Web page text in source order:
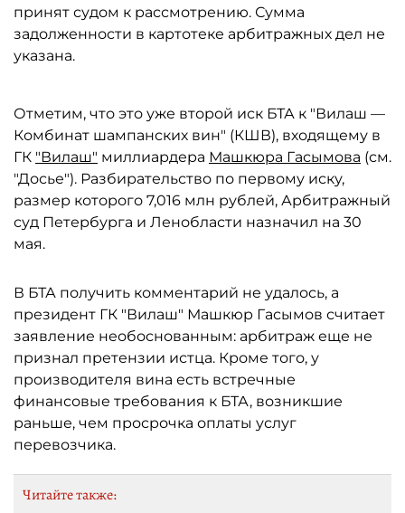
принят судом к рассмотрению. Сумма
задолженности в картотеке арбитражных дел не
указана.
Отметим, что это уже второй иск БТА к "Вилаш —
Комбинат шампанских вин" (КШВ), входящему в
ГК "Вилаш" миллиардера Машкюра Гасымова (см.
"Досье"). Разбирательство по первому иску,
размер которого 7,016 млн рублей, Арбитражный
суд Петербурга и Ленобласти назначил на 30
мая.
В БТА получить комментарий не удалось, а
президент ГК "Вилаш" Машкюр Гасымов считает
заявление необоснованным: арбитраж еще не
признал претензии истца. Кроме того, у
производителя вина есть встречные
финансовые требования к БТА, возникшие
раньше, чем просрочка оплаты услуг
перевозчика.
Читайте также: